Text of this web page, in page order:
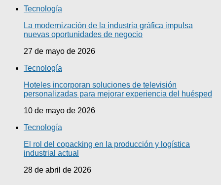
Tecnología
La modernización de la industria gráfica impulsa
nuevas oportunidades de negocio
27 de mayo de 2026
Tecnología
Hoteles incorporan soluciones de televisión
personalizadas para mejorar experiencia del huésped
10 de mayo de 2026
Tecnología
El rol del copacking en la producción y logística
industrial actual
28 de abril de 2026